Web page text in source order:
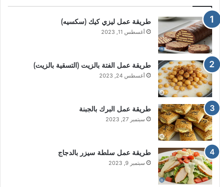
طريقة عمل ليزي كيك (سكسيه)
أغسطس 11, 2023
طريقة عمل الفتة بالزيت (التسقية بالزيت)
أغسطس 24, 2023
طريقة عمل البرك بالجبنة
سبتمبر 27, 2023
طريقة عمل سلطة سيزر بالدجاج
سبتمبر 9, 2023